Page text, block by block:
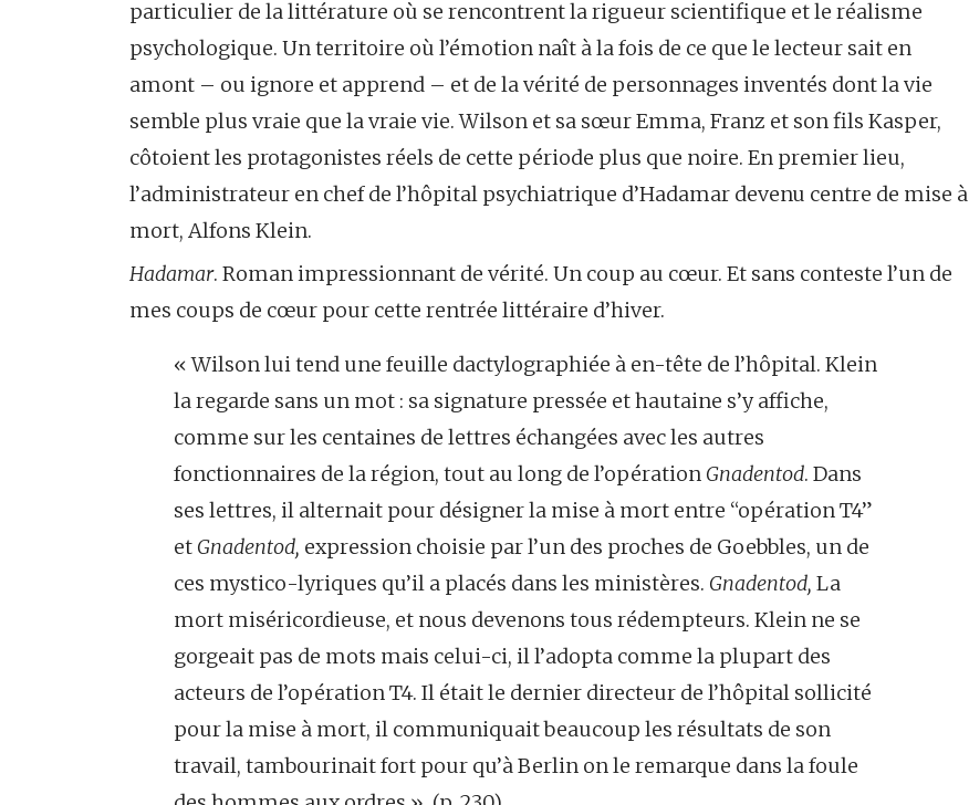
particulier de la littérature où se rencontrent la rigueur scientifique et le réalisme
psychologique. Un territoire où l’émotion naît à la fois de ce que le lecteur sait en
amont – ou ignore et apprend – et de la vérité de personnages inventés dont la vie
semble plus vraie que la vraie vie. Wilson et sa sœur Emma, Franz et son fils Kasper,
côtoient les protagonistes réels de cette période plus que noire. En premier lieu,
l’administrateur en chef de l’hôpital psychiatrique d’Hadamar devenu centre de mise à
mort, Alfons Klein.
Hadamar. Roman impressionnant de vérité. Un coup au cœur. Et sans conteste l’un de
mes coups de cœur pour cette rentrée littéraire d’hiver.
« Wilson lui tend une feuille dactylographiée à en-tête de l’hôpital. Klein
la regarde sans un mot : sa signature pressée et hautaine s’y affiche,
comme sur les centaines de lettres échangées avec les autres
fonctionnaires de la région, tout au long de l’opération Gnadentod. Dans
ses lettres, il alternait pour désigner la mise à mort entre “opération T4”
et Gnadentod, expression choisie par l’un des proches de Goebbles, un de
ces mystico-lyriques qu’il a placés dans les ministères. Gnadentod, La
mort miséricordieuse, et nous devenons tous rédempteurs. Klein ne se
gorgeait pas de mots mais celui-ci, il l’adopta comme la plupart des
acteurs de l’opération T4. Il était le dernier directeur de l’hôpital sollicité
pour la mise à mort, il communiquait beaucoup les résultats de son
travail, tambourinait fort pour qu’à Berlin on le remarque dans la foule